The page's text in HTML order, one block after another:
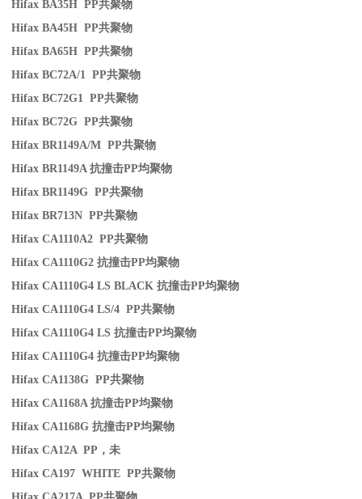
Hifax BA35H PP共聚物
Hifax BA45H PP共聚物
Hifax BA65H PP共聚物
Hifax BC72A/1 PP共聚物
Hifax BC72G1 PP共聚物
Hifax BC72G PP共聚物
Hifax BR1149A/M PP共聚物
Hifax BR1149A抗撞击PP均聚物
Hifax BR1149G PP共聚物
Hifax BR713N PP共聚物
Hifax CA1110A2 PP共聚物
Hifax CA1110G2抗撞击PP均聚物
Hifax CA1110G4 LS BLACK抗撞击PP均聚物
Hifax CA1110G4 LS/4 PP共聚物
Hifax CA1110G4 LS抗撞击PP均聚物
Hifax CA1110G4抗撞击PP均聚物
Hifax CA1138G PP共聚物
Hifax CA1168A抗撞击PP均聚物
Hifax CA1168G抗撞击PP均聚物
Hifax CA12A PP ，未
Hifax CA197 WHITE PP共聚物